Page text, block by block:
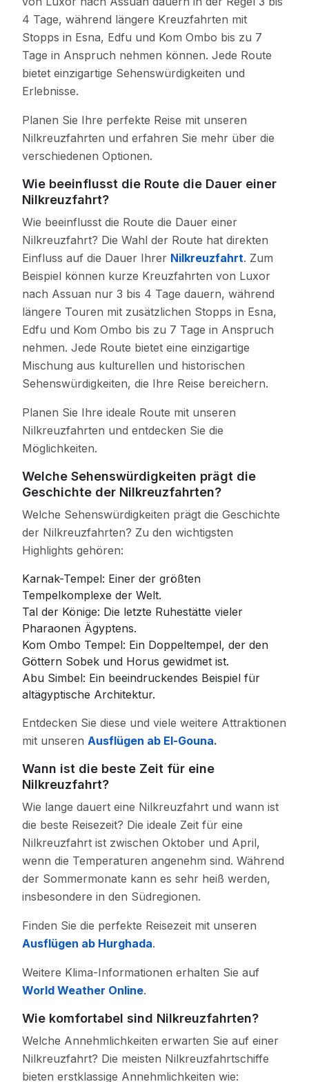
4 Tage, während längere Kreuzfahrten mit
Stopps in Esna, Edfu und Kom Ombo bis zu 7
Tage in Anspruch nehmen können. Jede Route
bietet einzigartige Sehenswürdigkeiten und
Erlebnisse.
Planen Sie Ihre perfekte Reise mit unseren
Nilkreuzfahrten und erfahren Sie mehr über die
verschiedenen Optionen.
Wie beeinflusst die Route die Dauer einer
Nilkreuzfahrt?
Wie beeinflusst die Route die Dauer einer
Nilkreuzfahrt? Die Wahl der Route hat direkten
Einfluss auf die Dauer Ihrer Nilkreuzfahrt. Zum
Beispiel können kurze Kreuzfahrten von Luxor
nach Assuan nur 3 bis 4 Tage dauern, während
längere Touren mit zusätzlichen Stopps in Esna,
Edfu und Kom Ombo bis zu 7 Tage in Anspruch
nehmen. Jede Route bietet eine einzigartige
Mischung aus kulturellen und historischen
Sehenswürdigkeiten, die Ihre Reise bereichern.
Planen Sie Ihre ideale Route mit unseren
Nilkreuzfahrten und entdecken Sie die
Möglichkeiten.
Welche Sehenswürdigkeiten prägt die
Geschichte der Nilkreuzfahrten?
Welche Sehenswürdigkeiten prägt die Geschichte
der Nilkreuzfahrten? Zu den wichtigsten
Highlights gehören:
Karnak-Tempel: Einer der größten
Tempelkomplexe der Welt.
Tal der Könige: Die letzte Ruhestätte vieler
Pharaonen Ägyptens.
Kom Ombo Tempel: Ein Doppeltempel, der den
Göttern Sobek und Horus gewidmet ist.
Abu Simbel: Ein beeindruckendes Beispiel für
altägyptische Architektur.
Entdecken Sie diese und viele weitere Attraktionen
mit unseren Ausflügen ab El-Gouna.
Wann ist die beste Zeit für eine
Nilkreuzfahrt?
Wie lange dauert eine Nilkreuzfahrt und wann ist
die beste Reisezeit? Die ideale Zeit für eine
Nilkreuzfahrt ist zwischen Oktober und April,
wenn die Temperaturen angenehm sind. Während
der Sommermonate kann es sehr heiß werden,
insbesondere in den Südregionen.
Finden Sie die perfekte Reisezeit mit unseren
Ausflügen ab Hurghada.
Weitere Klima-Informationen erhalten Sie auf
World Weather Online.
Wie komfortabel sind Nilkreuzfahrten?
Welche Annehmlichkeiten erwarten Sie auf einer
Nilkreuzfahrt? Die meisten Nilkreuzfahrtschiffe
bieten erstklassige Annehmlichkeiten wie: